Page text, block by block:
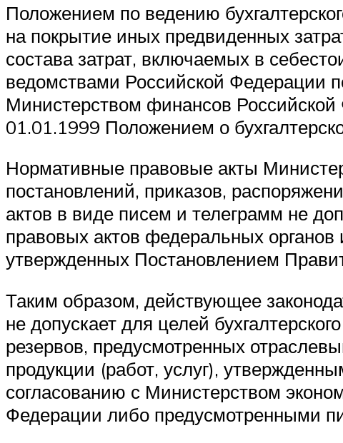
Положением по ведению
на покрытие иных предвиденных
состава затрат, включаемых в
ведомствами Российской Федерации
Министерством финансов
01.01.1999 Положением о
Нормативные правовые акты
постановлений, приказов,
актов в виде писем и телеграмм не
правовых актов федеральных органов
утвержденных Постановлением
Таким образом, действующее
не допускает для целей
резервов, предусмотренных
продукции (работ, услуг),
согласованию с Министерством
Федерации либо предусмотренными